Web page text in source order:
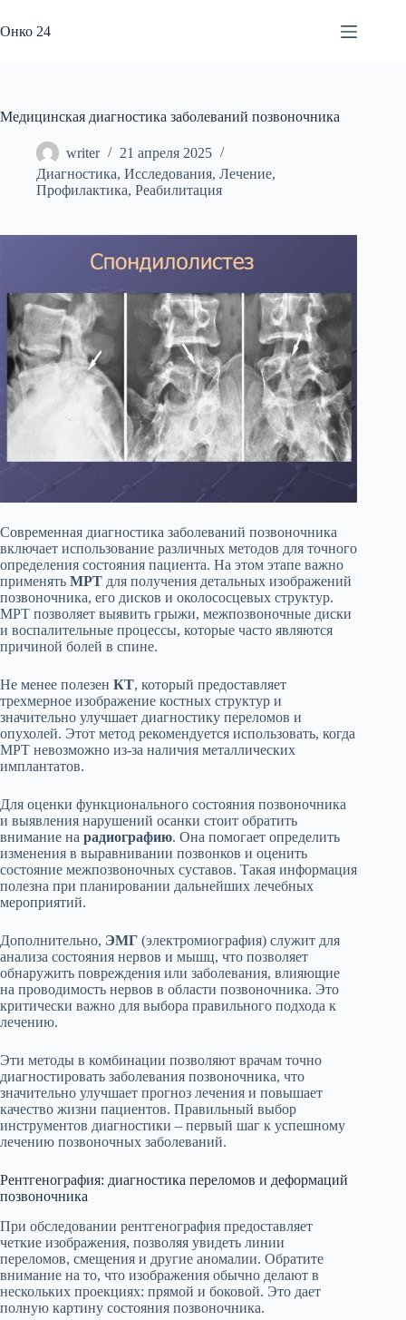
к
сути
Онко 24
Медицинская диагностика заболеваний позвоночника
writer
21 апреля 2025
Диагностика, Исследования, Лечение,
Профилактика, Реабилитация
Современная диагностика заболеваний позвоночника
включает использование различных методов для точного
определения состояния пациента. На этом этапе важно
применять МРТ для получения детальных изображений
позвоночника, его дисков и околососцевых структур.
МРТ позволяет выявить грыжи, межпозвоночные диски
и воспалительные процессы, которые часто являются
причиной болей в спине.
Не менее полезен КТ, который предоставляет
трехмерное изображение костных структур и
значительно улучшает диагностику переломов и
опухолей. Этот метод рекомендуется использовать, когда
МРТ невозможно из-за наличия металлических
имплантатов.
Для оценки функционального состояния позвоночника
и выявления нарушений осанки стоит обратить
внимание на радиографию. Она помогает определить
изменения в выравнивании позвонков и оценить
состояние межпозвоночных суставов. Такая информация
полезна при планировании дальнейших лечебных
мероприятий.
Дополнительно, ЭМГ (электромиография) служит для
анализа состояния нервов и мышц, что позволяет
обнаружить повреждения или заболевания, влияющие
на проводимость нервов в области позвоночника. Это
критически важно для выбора правильного подхода к
лечению.
Эти методы в комбинации позволяют врачам точно
диагностировать заболевания позвоночника, что
значительно улучшает прогноз лечения и повышает
качество жизни пациентов. Правильный выбор
инструментов диагностики – первый шаг к успешному
лечению позвоночных заболеваний.
Рентгенография: диагностика переломов и деформаций
позвоночника
При обследовании рентгенография предоставляет
четкие изображения, позволяя увидеть линии
переломов, смещения и другие аномалии. Обратите
внимание на то, что изображения обычно делают в
нескольких проекциях: прямой и боковой. Это дает
полную картину состояния позвоночника.